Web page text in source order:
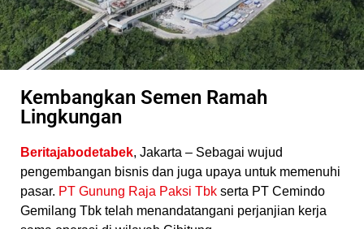
Kembangkan Semen Ramah
Lingkungan
Beritajabodetabek, Jakarta – Sebagai wujud
pengembangan bisnis dan juga upaya untuk memenuhi
pasar. PT Gunung Raja Paksi Tbk serta PT Cemindo
Gemilang Tbk telah menandatangani perjanjian kerja